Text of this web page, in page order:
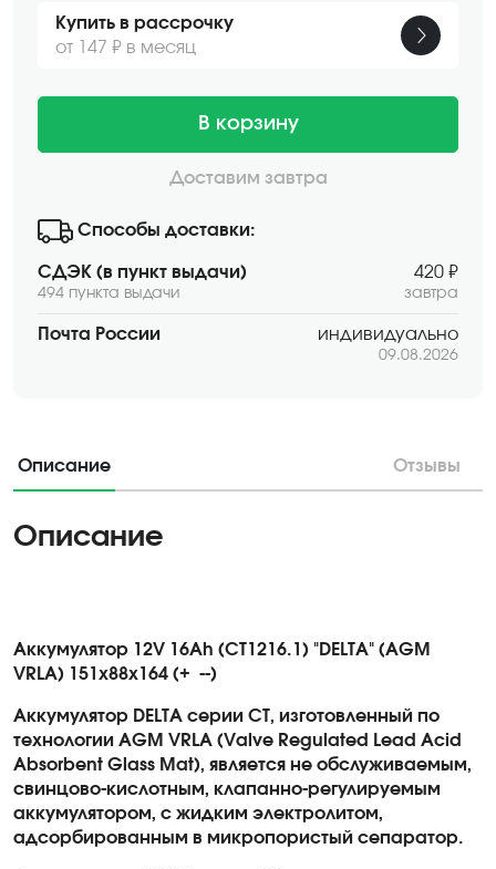
Купить в рассрочку
от 147 ₽ в месяц
В корзину
Доставим завтра
Способы доставки:
СДЭК (в пункт выдачи)
494 пункта выдачи
420 ₽
завтра
Почта России индивидуально
09.08.2026
Описание Отзывы
Описание
Аккумулятор 12V 16Ah (CT1216.1) "DELTA" (AGM
VRLA) 151х88х164 (+ --)
Аккумулятор DELTA серии CT, изготовленный по
технологии AGM VRLA (Valve Regulated Lead Acid
Absorbent Glass Mat), является не обслуживаемым,
свинцово-кислотным, клапанно-регулируемым
аккумулятором, с жидким электролитом,
адсорбированным в микропористый сепаратор.